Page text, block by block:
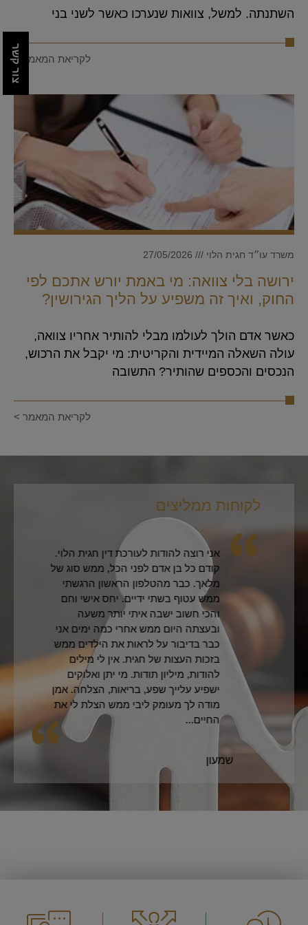
השתנתה. למשל, צוואות שנערכו כאשר לשני בני
לקריאת המאמר >
ירושה בלי צוואה: מי באמת יורש אתכם לפי
החוק, ואיך זה משפיע על הליך הגירושין?
משרד עו״ד חגית הלוי
כאשר אדם הולך לעולמו מבלי להותיר אחריו צוואה,
עולה השאלה המיידית והקריטית: מי יקבל את הרכוש,
הנכסים והכספים שהותיר? התשובה
לקריאת המאמר >
אני רוצה להודות לעורכת דין חגית הלוי.
קודם כל בן אדם לפני הכל, ממש סוג של
מלאך. כבר מהטלפון הראשון הרגשתי
ממש עטוף בשתי ידיים. יחס אישי וחם
והכי חשוב ישבה איתי יותר משעה
ובעצתה היום ממש אחרי כמה ימים אני
כבר בדיבור על לראות את הילדים ממש
בזכות העצות של חגית. אין לי מילים
להודות, מיליון תודות. מי יתן ואלוקים
ישפיע עלייך שפע, בריאות, הצלחה. אמן
מודה לך מעומק ליבי ממש הצלת לי את
החיים...
שמעון
לקוחות ממליצים
צור קשר